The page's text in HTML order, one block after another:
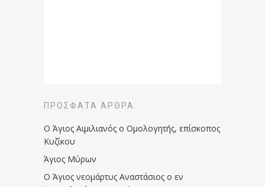
ΠΡΌΣΦΑΤΑ ΆΡΘΡΑ
Ο Άγιος Αιμιλιανός ο Ομολογητής, επίσκοπος
Κυζίκου
Άγιος Μύρων
Ο Άγιος νεομάρτυς Αναστάσιος ο εν